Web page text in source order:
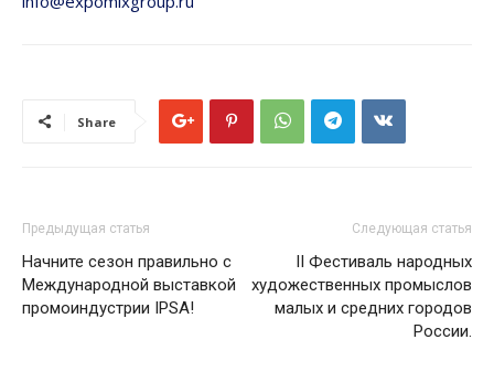
Share
Предыдущая статья
Начните сезон правильно с
Международной выставкой
промоиндустрии IPSA!
Следующая статья
II Фестиваль народных
художественных промыслов
малых и средних городов
России.